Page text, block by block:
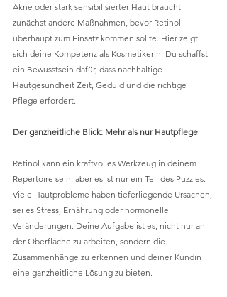
Akne oder stark sensibilisierter Haut braucht
zunächst andere Maßnahmen, bevor Retinol
überhaupt zum Einsatz kommen sollte. Hier zeigt
sich deine Kompetenz als Kosmetikerin: Du schaffst
ein Bewusstsein dafür, dass nachhaltige
Hautgesundheit Zeit, Geduld und die richtige
Pflege erfordert.
Der ganzheitliche Blick: Mehr als nur Hautpflege
Retinol kann ein kraftvolles Werkzeug in deinem
Repertoire sein, aber es ist nur ein Teil des Puzzles.
Viele Hautprobleme haben tieferliegende Ursachen,
sei es Stress, Ernährung oder hormonelle
Veränderungen. Deine Aufgabe ist es, nicht nur an
der Oberfläche zu arbeiten, sondern die
Zusammenhänge zu erkennen und deiner Kundin
eine ganzheitliche Lösung zu bieten.